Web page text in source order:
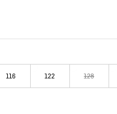
116 122 128